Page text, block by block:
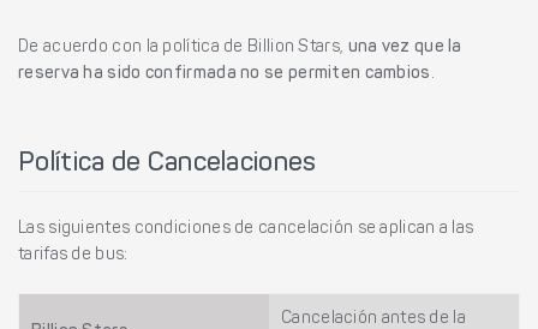
De acuerdo con la política de Billion Stars, una vez que la
reserva ha sido confirmada no se permiten cambios .
Política de Cancelaciones
Las siguientes condiciones de cancelación se aplican a las
tarifas de bus:
Cancelación antes de la